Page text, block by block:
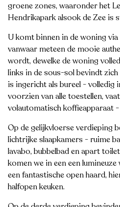
groene zones, waaronder het
Hendrikapark alsook de Zee is
U komt binnen in de woning
vanwaar meteen de mooie
wordt, dewelke de woning
links in de sous-sol bevindt
is ingericht als bureel - volledig
voorzien van alle toestellen,
volautomatisch koffieapparaat
Op de gelijkvloerse verdieping
lichtrijke slaapkamers - ruime
lavabo, bubbelbad en apart
komen we in een een
een fantastische open haard,
halfopen keuken.